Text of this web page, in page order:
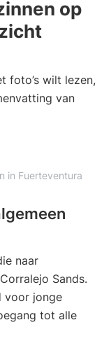
op
foto’s wilt lezen,
van
in Fuerteventura
naar
Sands.
voor jonge
tot alle